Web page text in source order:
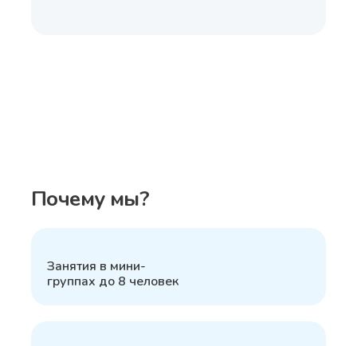
Почему мы?
Занятия в мини-
группах до 8 человек